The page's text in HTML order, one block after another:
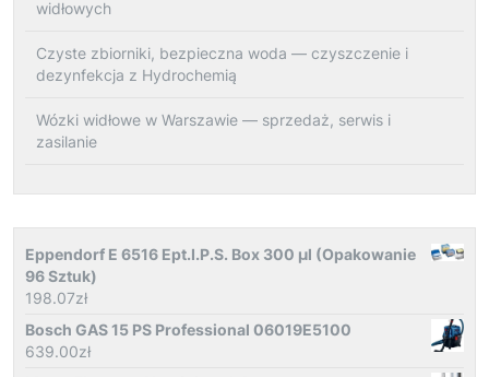
widłowych
Czyste zbiorniki, bezpieczna woda — czyszczenie i
dezynfekcja z Hydrochemią
Wózki widłowe w Warszawie — sprzedaż, serwis i
zasilanie
Eppendorf E 6516 Ept.I.P.S. Box 300 µl (Opakowanie
96 Sztuk)
198.07zł
Bosch GAS 15 PS Professional 06019E5100
639.00zł